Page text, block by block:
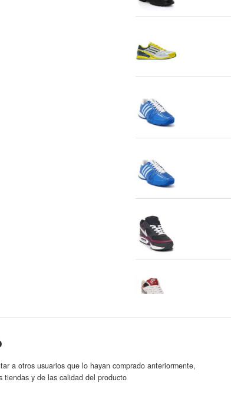
a otros usuarios que lo hayan comprado anteriormente,
tiendas y de las calidad del producto